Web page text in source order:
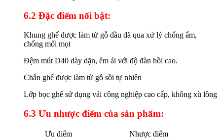
6.2 Đặc điểm nổi bật:
Khung ghế được làm từ gỗ dầu đã qua xử lý chống ẩm,
chống mối mọt
Đệm mút D40 dày dặn, êm ái với độ đàn hồi cao.
Chân ghế được làm từ gỗ sồi tự nhiên
Lớp bọc ghế sử dụng vải công nghiệp cao cấp, không xù lông
6.3 Ưu nhược điểm của sản phẩm:
Ưu điểm
Nhược điểm